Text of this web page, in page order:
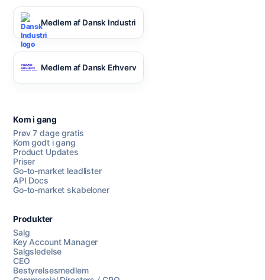
Medlem af Dansk Industri
Medlem af Dansk Erhverv
Kom i gang
Prøv 7 dage gratis
Kom godt i gang
Product Updates
Priser
Go-to-market leadlister
API Docs
Go-to-market skabeloner
Produkter
Salg
Key Account Manager
Salgsledelse
CEO
Bestyrelsesmedlem